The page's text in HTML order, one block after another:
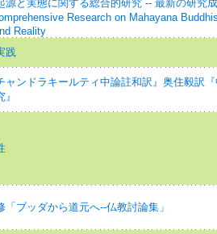
源と実態に関する総合的研究 -- 最新の研究
Research on Mahayana
Reality
践
ャンドラキールティ中論註和訳』奥住毅訳
「ブッダから道元へ--仏教討論集」